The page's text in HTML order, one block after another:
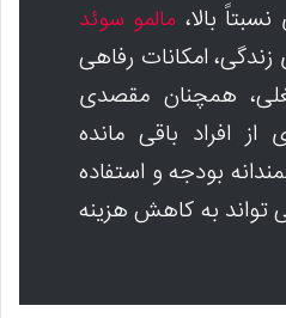
بالا، مالمو سوئد
زندگی، امکانات رفاهی
همچنان مقصدی
افراد باقی مانده
بودجه و استفاده
تواند به کاهش هزینه